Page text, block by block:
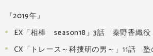
『2019年』
EX「相棒 season18」3話 秦野香織役
CX「トレース～科捜研の男～」11話